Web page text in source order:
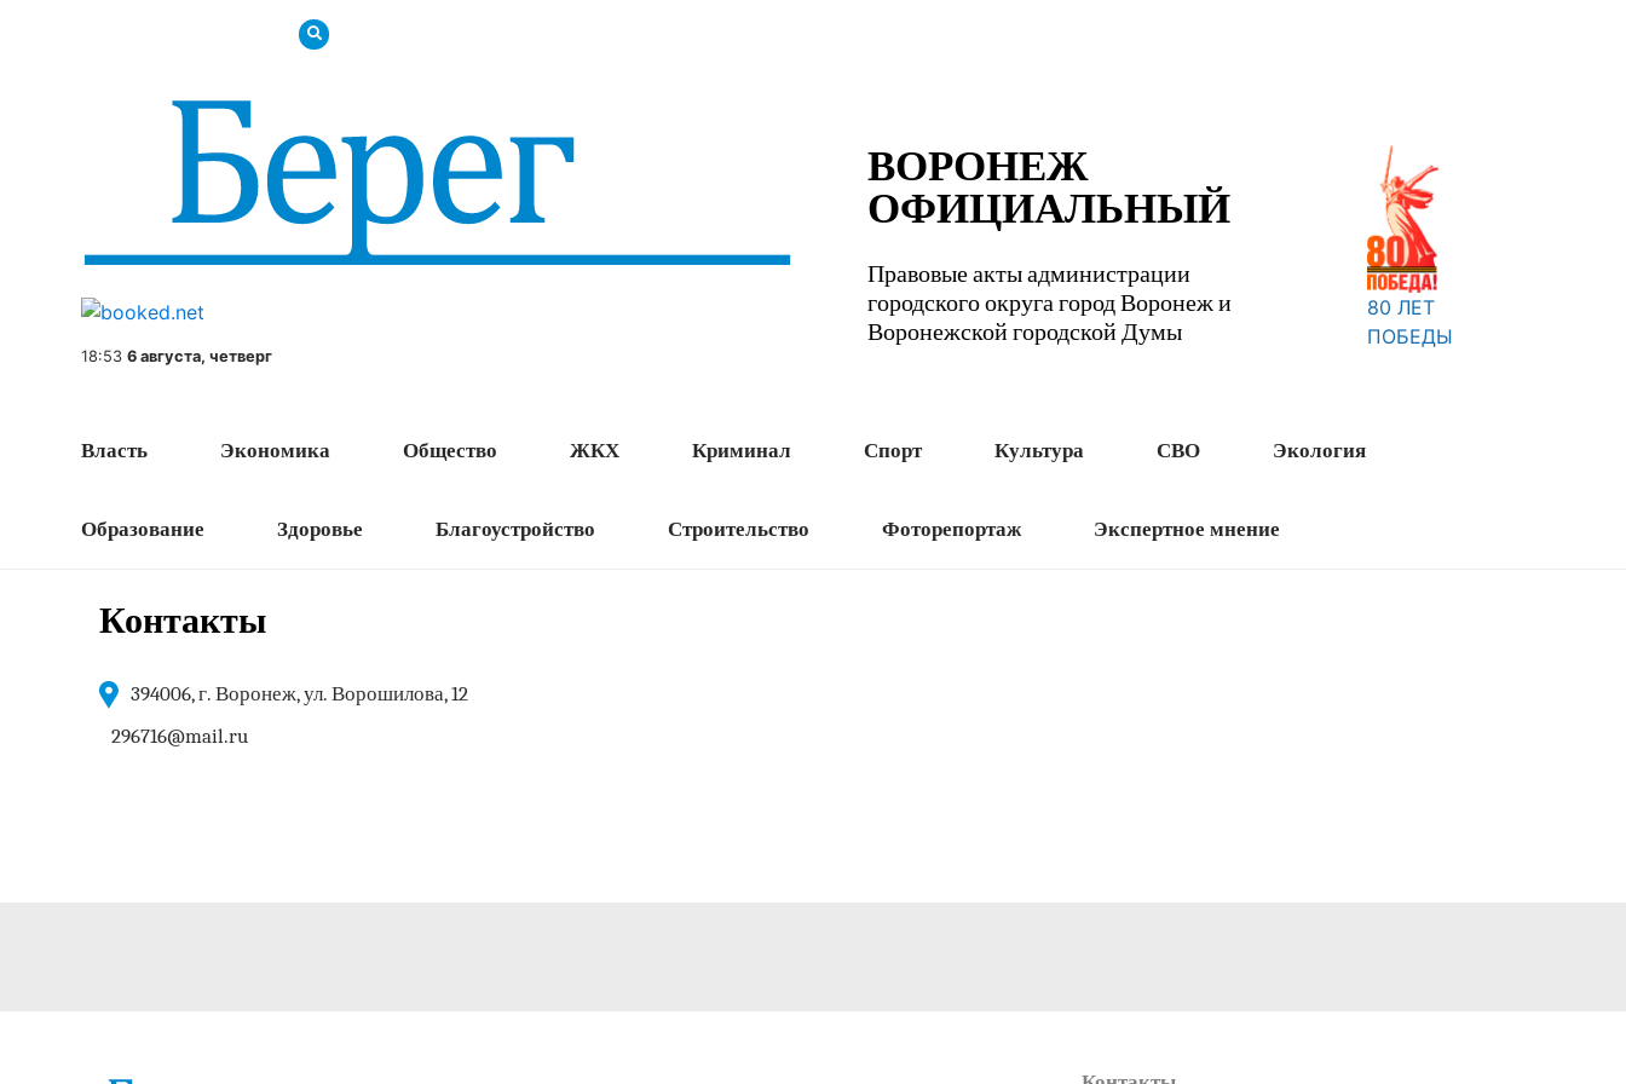
18:53 6 августа, четверг
ВОРОНЕЖ
ОФИЦИАЛЬНЫЙ
Правовые акты администрации
городского округа город Воронеж и
Воронежской городской Думы
80 ЛЕТ
ПОБЕДЫ
Власть Экономика Общество ЖКХ Криминал Спорт Культура СВО Экология
Образование Здоровье Благоустройство Строительство Фоторепортаж Экспертное мнение
Контакты
394006, г. Воронеж, ул. Ворошилова, 12
296716@mail.ru